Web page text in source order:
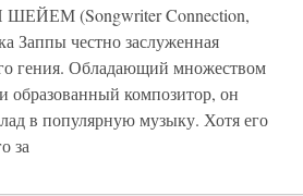
(Songwriter Connection,
Заппы честно заслуженная
гения. Обладающий множеством
образованный композитор, он
в популярную музыку. Хотя его
за